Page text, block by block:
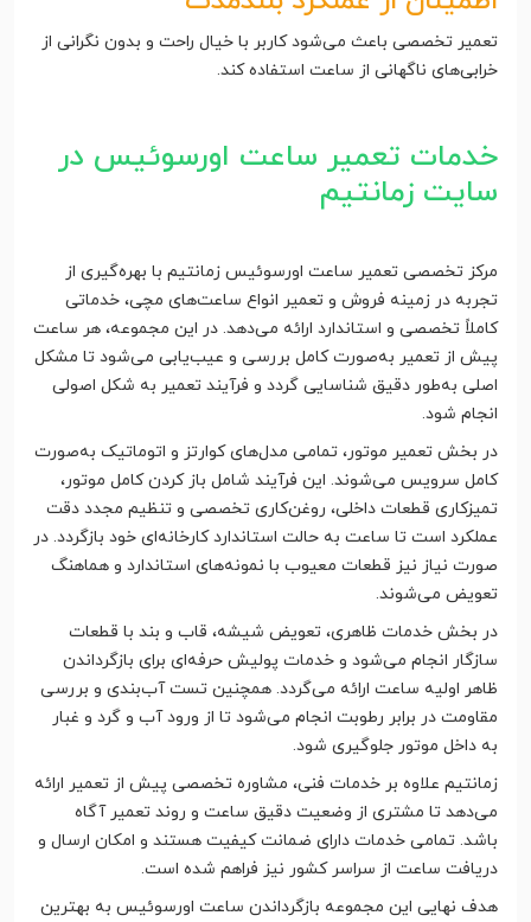
تعمیر تخصصی باعث می‌شود کاربر با خیال راحت و بدون نگرانی از
خرابی‌های ناگهانی از ساعت استفاده کند.
خدمات تعمیر ساعت اورسوئیس در
سایت زمانتیم
مرکز تخصصی تعمیر ساعت اورسوئیس زمانتیم با بهره‌گیری از
تجربه در زمینه فروش و تعمیر انواع ساعت‌های مچی، خدماتی
کاملاً تخصصی و استاندارد ارائه می‌دهد. در این مجموعه، هر ساعت
پیش از تعمیر به‌صورت کامل بررسی و عیب‌یابی می‌شود تا مشکل
اصلی به‌طور دقیق شناسایی گردد و فرآیند تعمیر به شکل اصولی
انجام شود.
در بخش تعمیر موتور، تمامی مدل‌های کوارتز و اتوماتیک به‌صورت
کامل سرویس می‌شوند. این فرآیند شامل باز کردن کامل موتور،
تمیزکاری قطعات داخلی، روغن‌کاری تخصصی و تنظیم مجدد دقت
عملکرد است تا ساعت به حالت استاندارد کارخانه‌ای خود بازگردد. در
صورت نیاز نیز قطعات معیوب با نمونه‌های استاندارد و هماهنگ
تعویض می‌شوند.
در بخش خدمات ظاهری، تعویض شیشه، قاب و بند با قطعات
سازگار انجام می‌شود و خدمات پولیش حرفه‌ای برای بازگرداندن
ظاهر اولیه ساعت ارائه می‌گردد. همچنین تست آب‌بندی و بررسی
مقاومت در برابر رطوبت انجام می‌شود تا از ورود آب و گرد و غبار
به داخل موتور جلوگیری شود.
زمانتیم علاوه بر خدمات فنی، مشاوره تخصصی پیش از تعمیر ارائه
می‌دهد تا مشتری از وضعیت دقیق ساعت و روند تعمیر آگاه
باشد. تمامی خدمات دارای ضمانت کیفیت هستند و امکان ارسال و
دریافت ساعت از سراسر کشور نیز فراهم شده است.
هدف نهایی این مجموعه بازگرداندن ساعت اورسوئیس به بهترین